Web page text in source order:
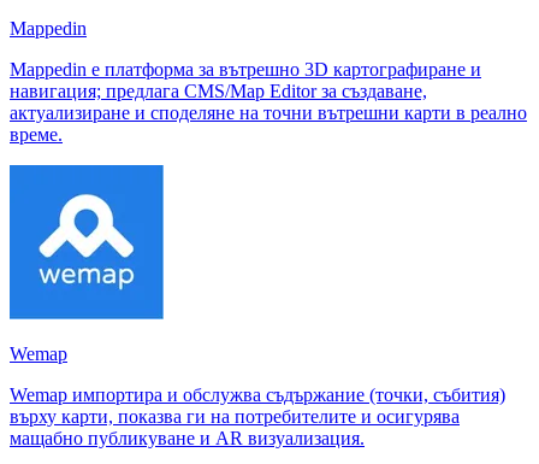
Mappedin
Mappedin е платформа за вътрешно 3D картографиране и
навигация; предлага CMS/Map Editor за създаване,
актуализиране и споделяне на точни вътрешни карти в реално
време.
Wemap
Wemap импортира и обслужва съдържание (точки, събития)
върху карти, показва ги на потребителите и осигурява
мащабно публикуване и AR визуализация.